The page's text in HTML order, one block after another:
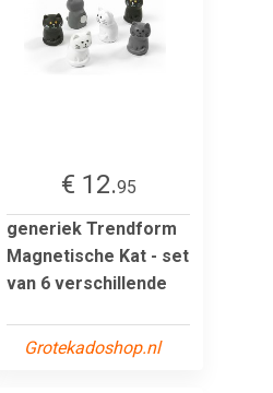
€ 12.95
generiek Trendform
Magnetische Kat - set
van 6 verschillende
Grotekadoshop.nl